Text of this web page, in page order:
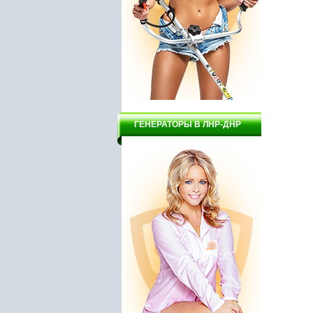
ГЕНЕРАТОРЫ В ЛНР-ДНР